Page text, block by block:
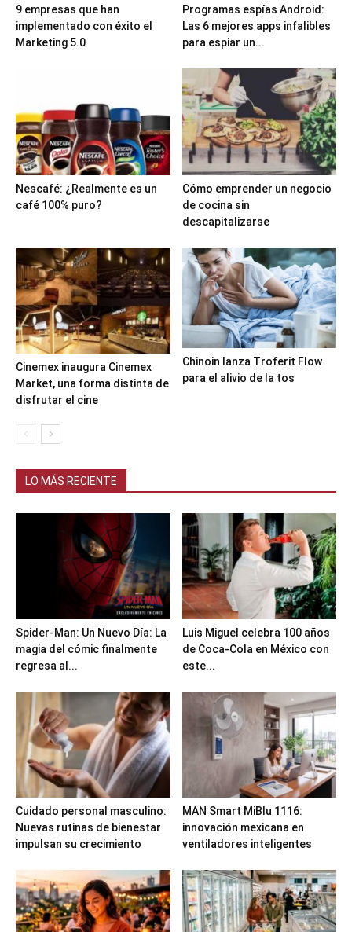
9 empresas que han
implementado con éxito el
Marketing 5.0
Programas espías Android:
Las 6 mejores apps infalibles
para espiar un...
Nescafé: ¿Realmente es un
café 100% puro?
Cómo emprender un negocio
de cocina sin
descapitalizarse
Cinemex inaugura Cinemex
Market, una forma distinta de
disfrutar el cine
Chinoin lanza Troferit Flow
para el alivio de la tos
LO MÁS RECIENTE
Spider-Man: Un Nuevo Día: La
magia del cómic finalmente
regresa al...
Luis Miguel celebra 100 años
de Coca-Cola en México con
este...
Cuidado personal masculino:
Nuevas rutinas de bienestar
impulsan su crecimiento
MAN Smart MiBlu 1116:
innovación mexicana en
ventiladores inteligentes